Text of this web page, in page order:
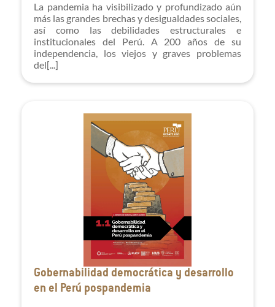
La pandemia ha visibilizado y profundizado aún
más las grandes brechas y desigualdades sociales,
así como las debilidades estructurales e
institucionales del Perú. A 200 años de su
independencia, los viejos y graves problemas
del[...]
Gobernabilidad democrática y desarrollo
en el Perú pospandemia